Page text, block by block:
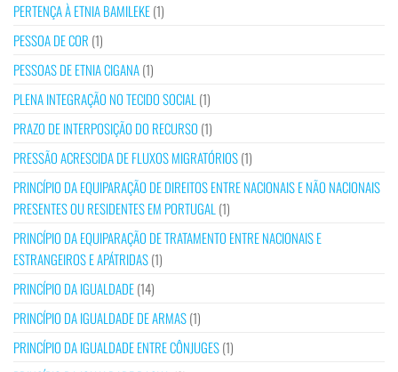
PERTENÇA À ETNIA BAMILEKE(1)
PESSOA DE COR (1)
PESSOAS DE ETNIA CIGANA(1)
PLENA INTEGRAÇÃO NO TECIDO SOCIAL (1)
PRAZO DE INTERPOSIÇÃO DO RECURSO (1)
PRESSÃO ACRESCIDA DE FLUXOS MIGRATÓRIOS(1)
PRINCÍPIO DA EQUIPARAÇÃO DE DIREITOS ENTRE NACIONAIS E NÃO NACIONAIS
PRESENTES OU RESIDENTES EM PORTUGAL (1)
PRINCÍPIO DA EQUIPARAÇÃO DE TRATAMENTO ENTRE NACIONAIS E
ESTRANGEIROS E APÁTRIDAS(1)
PRINCÍPIO DA IGUALDADE(14)
PRINCÍPIO DA IGUALDADE DE ARMAS(1)
PRINCÍPIO DA IGUALDADE ENTRE CÔNJUGES(1)